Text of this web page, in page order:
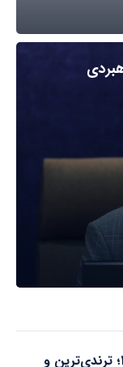
۱۵ مدل مانتو ۱۴۰۴؛ ترندی‌ترین و